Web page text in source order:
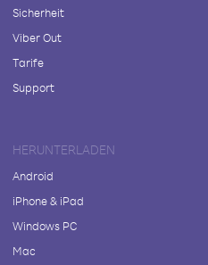
Sicherheit
Viber Out
Tarife
Support
HERUNTERLADEN
Android
iPhone & iPad
Windows PC
Mac